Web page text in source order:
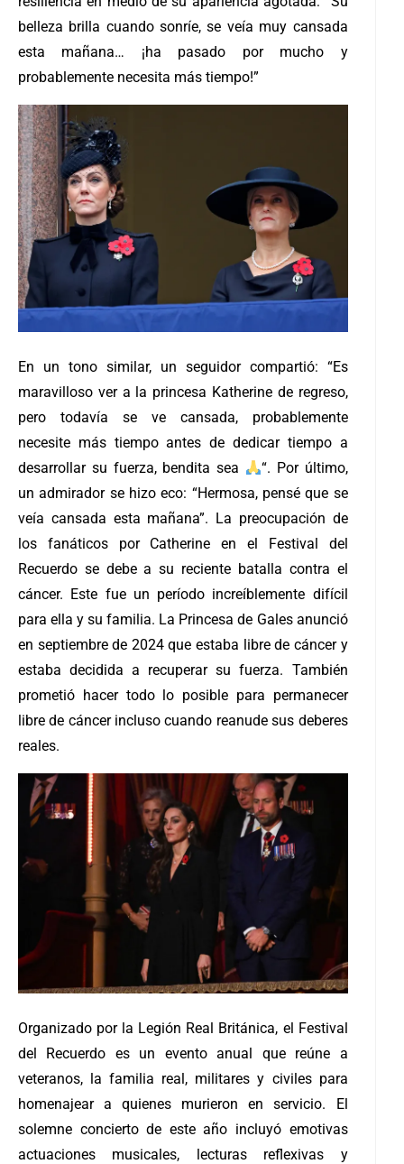
belleza brilla cuando sonríe, se veía muy cansada
esta mañana… ¡ha pasado por mucho y
probablemente necesita más tiempo!”
En un tono similar, un seguidor compartió: “Es
maravilloso ver a la princesa Katherine de regreso,
pero todavía se ve cansada, probablemente
necesite más tiempo antes de dedicar tiempo a
desarrollar su fuerza, bendita sea
“. Por último,
un admirador se hizo eco: “Hermosa, pensé que se
veía cansada esta mañana”. La preocupación de
los fanáticos por Catherine en el Festival del
Recuerdo se debe a su reciente batalla contra el
cáncer. Este fue un período increíblemente difícil
para ella y su familia. La Princesa de Gales anunció
en septiembre de 2024 que estaba libre de cáncer y
estaba decidida a recuperar su fuerza. También
prometió hacer todo lo posible para permanecer
libre de cáncer incluso cuando reanude sus deberes
reales.
Organizado por la Legión Real Británica, el Festival
del Recuerdo es un evento anual que reúne a
veteranos, la familia real, militares y civiles para
homenajear a quienes murieron en servicio. El
solemne concierto de este año incluyó emotivas
actuaciones musicales, lecturas reflexivas y